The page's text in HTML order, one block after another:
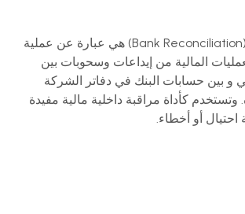
التسويات البنكية (Bank Reconciliation) هي عبارة عن عملية
المالية من إيداعات وسحوبات بين
و بين حسابات البنك في دفاتر الشركة
وتستخدم كأداة مراقبة داخلية مالية مفيدة
أو أخطاء.